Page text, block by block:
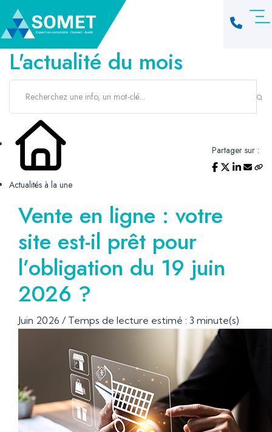
L'actualité du mois
Actualités à la une
Partager sur :
Vente en ligne : votre
site est-il prêt pour
l’obligation du 19 juin
2026 ?
Juin 2026 / Temps de lecture estimé : 3 minute(s)